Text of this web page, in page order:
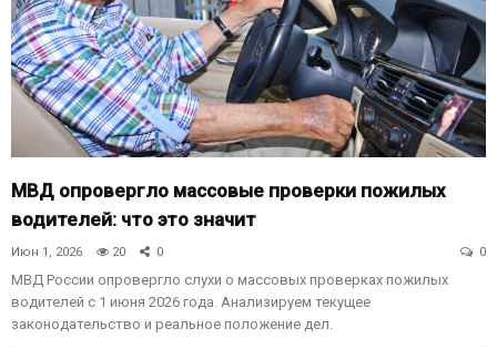
МВД опровергло массовые проверки пожилых
водителей: что это значит
Июн 1, 2026 20 0 0
МВД России опровергло слухи о массовых проверках пожилых
водителей с 1 июня 2026 года. Анализируем текущее
законодательство и реальное положение дел.